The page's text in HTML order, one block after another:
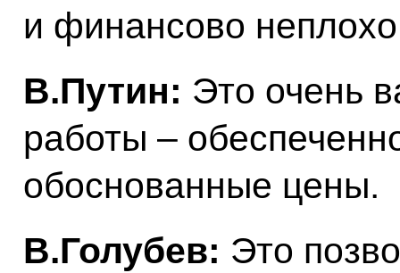
и финансово
В.Путин: Это очень
работы –
обоснованные цены.
В.Голубев: Это